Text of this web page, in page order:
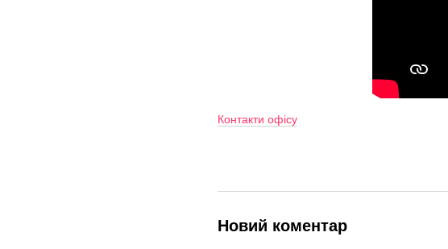
Контакти офісу
Новий коментар